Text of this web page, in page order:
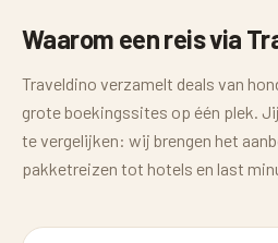
Waarom een reis via
Traveldino verzamelt deals van
grote boekingssites op één plek.
te vergelijken: wij brengen het
pakketreizen tot hotels en last